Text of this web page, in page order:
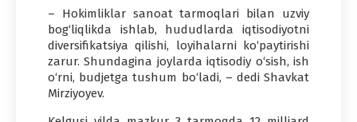
– Hokimliklar sanoat tarmoqlari bilan uzviy
bog‘liqlikda ishlab, hududlarda iqtisodiyotni
diversifikatsiya qilishi, loyihalarni ko‘paytirishi
zarur. Shundagina joylarda iqtisodiy o‘sish, ish
o‘rni, budjetga tushum bo‘ladi, – dedi Shavkat
Mirziyoyev.